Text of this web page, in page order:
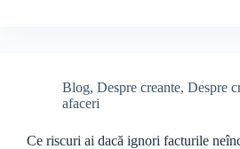
Blog, Despre creante, Despre
afaceri
Ce riscuri ai dacă ignori facturile